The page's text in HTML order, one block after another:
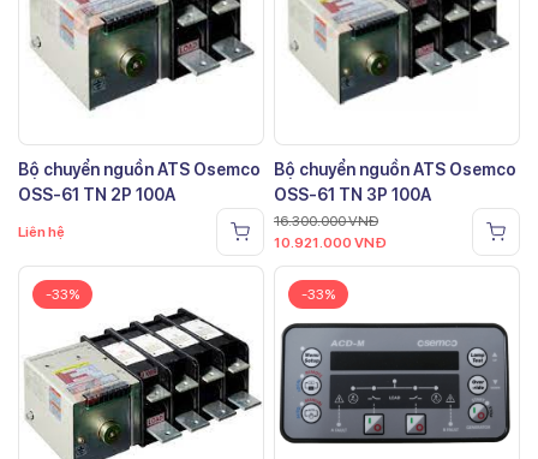
Bộ chuyển nguồn ATS Osemco
OSS-61 TN 2P 100A
Liên hệ
Bộ chuyển nguồn ATS Osemco
OSS-61 TN 3P 100A
16.300.000VNĐ
10.921.000 VNĐ
-33% -33%